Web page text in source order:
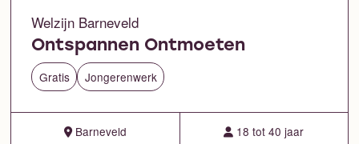
Welzijn Barneveld
Ontspannen Ontmoeten
Gratis Jongerenwerk
Barneveld 18 tot 40 jaar